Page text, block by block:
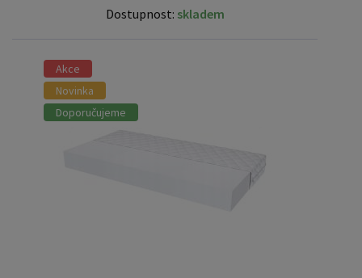
Dostupnost: skladem
Akce
Novinka
Doporučujeme